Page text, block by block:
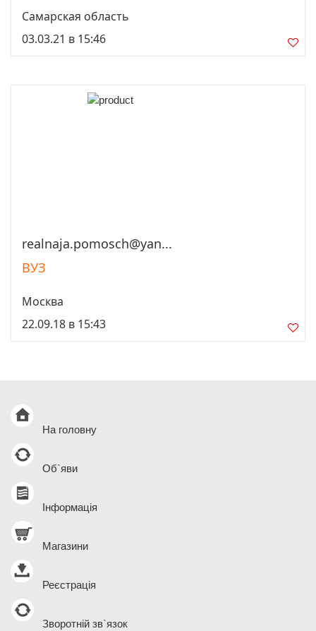
Самарская область
03.03.21 в 15:46
Просмотреть
realnaja.pomosch@yan...
ВУЗ
Москва
22.09.18 в 15:43
На головну
Об`яви
Інформація
Магазини
Реєстрація
Зворотній зв`язок